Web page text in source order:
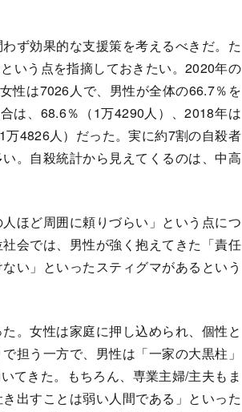
ず効果的な支援策を考えるべきだ。た
いう点を指摘しておきたい。2020年の
性は7026人で、男性が全体の66.7％を
は、68.6％（1万4290人）、2018年は
4826人）だった。実に約7割の自殺者
。自殺統計から見えてくるのは、中高
ほど周囲に頼りづらい」という点につ
会では、男性が強く抱えてきた「責任
い」といったスティグマがあるという
。女性は家庭に押し込められ、個性と
担う一方で、男性は「一家の大黒柱」
てきた。もちろん、専業主婦/主夫もま
出すことは弱い人間である」といった